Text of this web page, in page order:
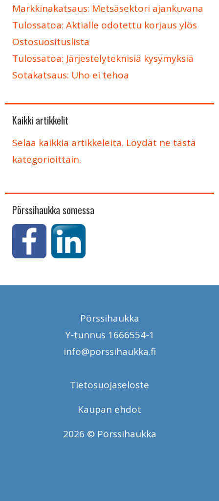
Markkinakatsaus: Metsäsektori ajankuvana
Tulossatoa: Aktialle odotettu korjaus ylös
Ostosuosituslista
Tulossatoa: Järjestelyteknisiä kysymyksiä
Sotakatsaus: Uho ei tehoa
Kaikki artikkelit
Selaa kaikkia artikkeleita. Löydät ne tästä
kategorioittain.
Pörssihaukka somessa
Pörssihaukka
Y-tunnus 1666554-1
info@porssihaukka.fi
Tietosuojaseloste
Kaupan ehdot
2026 © Pörssihaukka